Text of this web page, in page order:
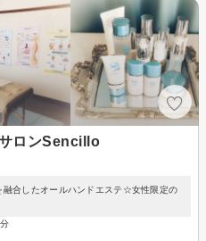
ロンSencillo
融合したオールハンドエステ☆女性限定の